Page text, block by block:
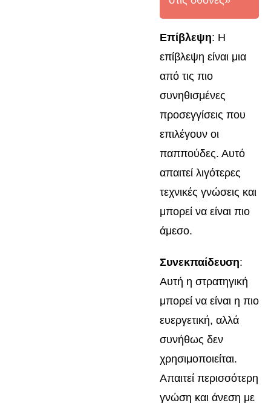
Επίβλεψη: Η
επίβλεψη είναι μια
από τις πιο
συνηθισμένες
προσεγγίσεις που
επιλέγουν οι
παππούδες. Αυτό
απαιτεί λιγότερες
τεχνικές γνώσεις και
μπορεί να είναι πιο
άμεσο.
Συνεκπαίδευση:
Αυτή η στρατηγική
μπορεί να είναι η πιο
ευεργετική, αλλά
συνήθως δεν
χρησιμοποιείται.
Απαιτεί περισσότερη
γνώση και άνεση με